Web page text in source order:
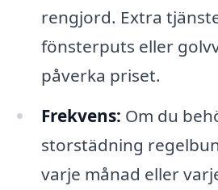
rengjord. Extra
fönsterputs eller
påverka priset.
Frekvens: Om du
storstädning
varje månad eller